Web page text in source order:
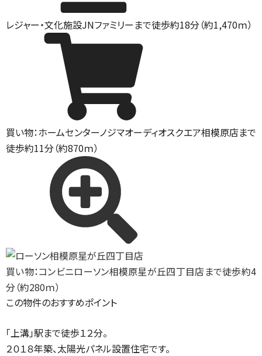
レジャー・文化施設JNファミリーまで徒歩約18分（約1,470ｍ）
買い物：ホームセンターノジマオーディオスクエア相模原店まで
徒歩約11分（約870ｍ）
買い物：コンビニローソン相模原星が丘四丁目店まで徒歩約4
分（約280ｍ）
この物件のおすすめポイント
「上溝」駅まで徒歩１２分。
２０１８年築、太陽光パネル設置住宅です。